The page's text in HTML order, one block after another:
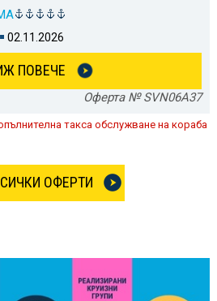
02.11.2026
ПОВЕЧЕ
Оферта № SVN06A37
такса обслужване на кораба
ОФЕРТИ